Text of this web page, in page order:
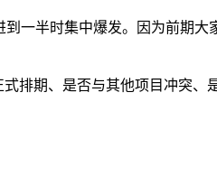
一半时集中爆发。因为前期
排期、是否与其他项目冲突